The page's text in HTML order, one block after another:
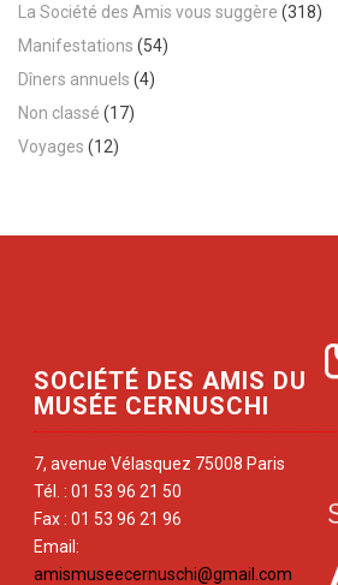
La Société des Amis vous suggère (318)
Manifestations (54)
Dîners annuels (4)
Non classé (17)
Voyages (12)
SOCIÉTÉ DES AMIS DU
MUSÉE CERNUSCHI
7, avenue Vélasquez 75008 Paris
Tél. : 01 53 96 21 50
Fax : 01 53 96 21 96
Email:
amismuseecernuschi@gmail.com